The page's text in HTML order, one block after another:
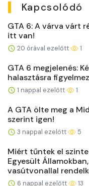
Kapcsolódó
GTA 6: A várva várt
itt van!
20 órával ezelőtt 1
GTA 6 megjelenés:
halasztásra
1 nappal ezelőtt 1
A GTA ölte meg a
szerint igen!
3 nappal ezelőtt 5
Miért tűntek el
Egyesült
vasútvonallal
6 nappal ezelőtt 13